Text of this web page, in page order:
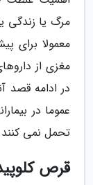
مرگ یا زندگی
معمولا برای
مغزی از
در ادامه قصد
عموما در
تحمل نمی
قرص